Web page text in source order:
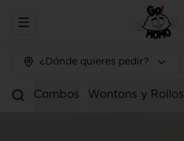
Abrir menu de navegación
¿Dónde quieres pedir?
Combos Wontons y Rollos